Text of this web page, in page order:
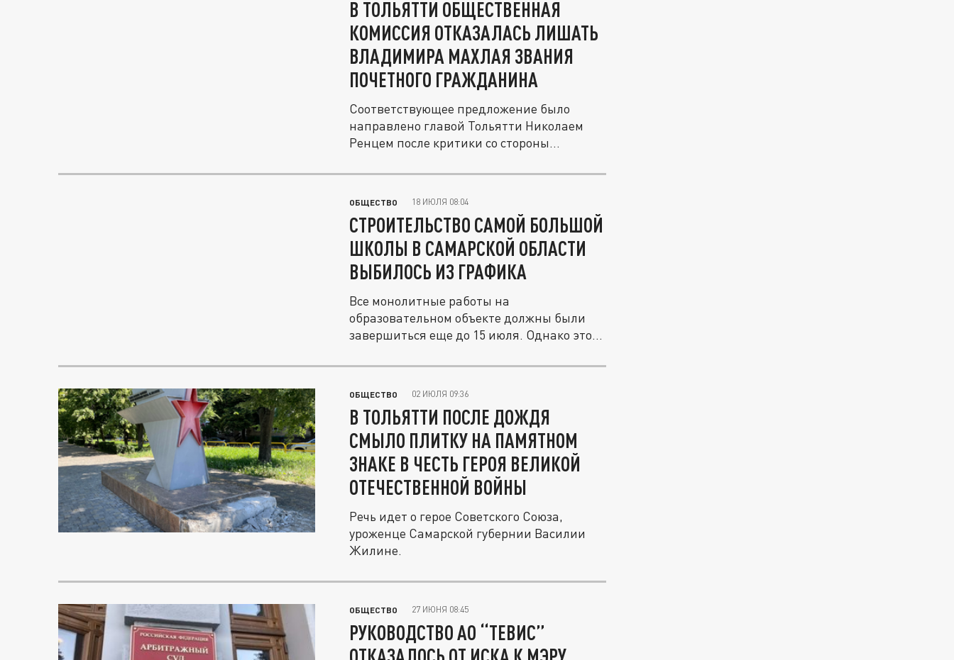
В ТОЛЬЯТТИ ОБЩЕСТВЕННАЯ
КОМИССИЯ ОТКАЗАЛАСЬ ЛИШАТЬ
ВЛАДИМИРА МАХЛАЯ ЗВАНИЯ
ПОЧЕТНОГО ГРАЖДАНИНА
Соответствующее предложение было
направлено главой Тольятти Николаем
Ренцем после критики со стороны
ОБЩЕСТВО 18 ИЮЛЯ 08:04
СТРОИТЕЛЬСТВО САМОЙ БОЛЬШОЙ
ШКОЛЫ В САМАРСКОЙ ОБЛАСТИ
ВЫБИЛОСЬ ИЗ ГРАФИКА
Все монолитные работы на
образовательном объекте должны были
завершиться еще до 15 июля. Однако этого
ОБЩЕСТВО 02 ИЮЛЯ 09:36
В ТОЛЬЯТТИ ПОСЛЕ ДОЖДЯ
СМЫЛО ПЛИТКУ НА ПАМЯТНОМ
ЗНАКЕ В ЧЕСТЬ ГЕРОЯ ВЕЛИКОЙ
ОТЕЧЕСТВЕННОЙ ВОЙНЫ
Речь идет о герое Советского Союза,
уроженце Самарской губернии Василии
Жилине.
ОБЩЕСТВО 27 ИЮНЯ 08:45
РУКОВОДСТВО АО “ТЕВИС”